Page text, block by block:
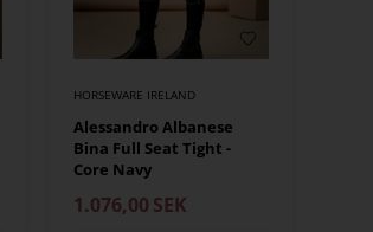
HORSEWARE IRELAND
Alessandro Albanese
Bina Full Seat Tight -
Core Navy
1.076,00 SEK